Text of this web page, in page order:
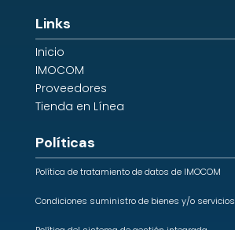
Links
Inicio
IMOCOM
Proveedores
Tienda en Línea
Políticas
Política de tratamiento de datos de IMOCOM
Condiciones suministro de bienes y/o servicios